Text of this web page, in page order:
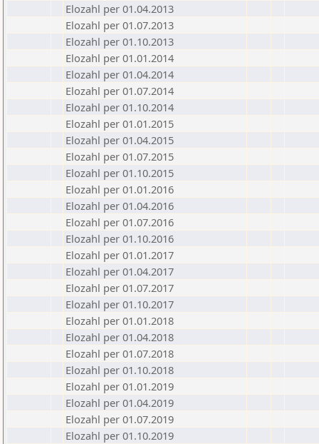
Elozahl per 01.04.2013
Elozahl per 01.07.2013
Elozahl per 01.10.2013
Elozahl per 01.01.2014
Elozahl per 01.04.2014
Elozahl per 01.07.2014
Elozahl per 01.10.2014
Elozahl per 01.01.2015
Elozahl per 01.04.2015
Elozahl per 01.07.2015
Elozahl per 01.10.2015
Elozahl per 01.01.2016
Elozahl per 01.04.2016
Elozahl per 01.07.2016
Elozahl per 01.10.2016
Elozahl per 01.01.2017
Elozahl per 01.04.2017
Elozahl per 01.07.2017
Elozahl per 01.10.2017
Elozahl per 01.01.2018
Elozahl per 01.04.2018
Elozahl per 01.07.2018
Elozahl per 01.10.2018
Elozahl per 01.01.2019
Elozahl per 01.04.2019
Elozahl per 01.07.2019
Elozahl per 01.10.2019